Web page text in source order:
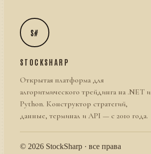
S#
STOCKSHARP
Открытая платформа для
алгоритмического трейдинга на .NET и
Python. Конструктор стратегий,
данные, терминал и API — с 2010 года.
© 2026 StockSharp · все права